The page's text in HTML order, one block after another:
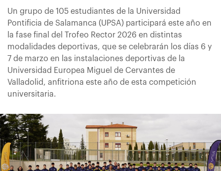
Un grupo de 105 estudiantes de la Universidad
Pontificia de Salamanca (UPSA) participará este año en
la fase final del Trofeo Rector 2026 en distintas
modalidades deportivas, que se celebrarán los días 6 y
7 de marzo en las instalaciones deportivas de la
Universidad Europea Miguel de Cervantes de
Valladolid, anfitriona este año de esta competición
universitaria.